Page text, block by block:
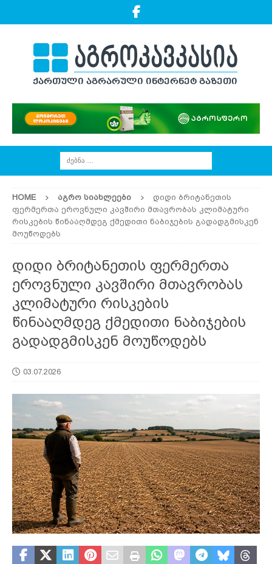
HOME ᲐᲒᲠᲝ ᲡᲘᲐᲮᲚᲔᲔᲑᲘ
დიდი ბრიტანეთის
ფერმერთა ეროვნული კავშირი მთავრობას კლიმატური
რისკების წინააღმდეგ ქმედითი ნაბიჯების გადადგმისკენ
მოუწოდებს
დიდი ბრიტანეთის ფერმერთა
ეროვნული კავშირი მთავრობას
კლიმატური რისკების
წინააღმდეგ ქმედითი ნაბიჯების
გადადგმისკენ მოუწოდებს
03.07.2026